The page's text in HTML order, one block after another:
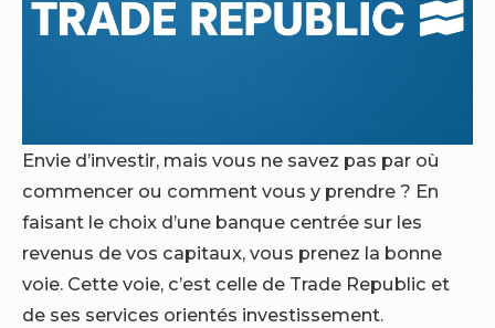
Envie d’investir, mais vous ne savez pas par où
commencer ou comment vous y prendre ? En
faisant le choix d’une banque centrée sur les
revenus de vos capitaux, vous prenez la bonne
voie. Cette voie, c’est celle de Trade Republic et
de ses services orientés investissement.